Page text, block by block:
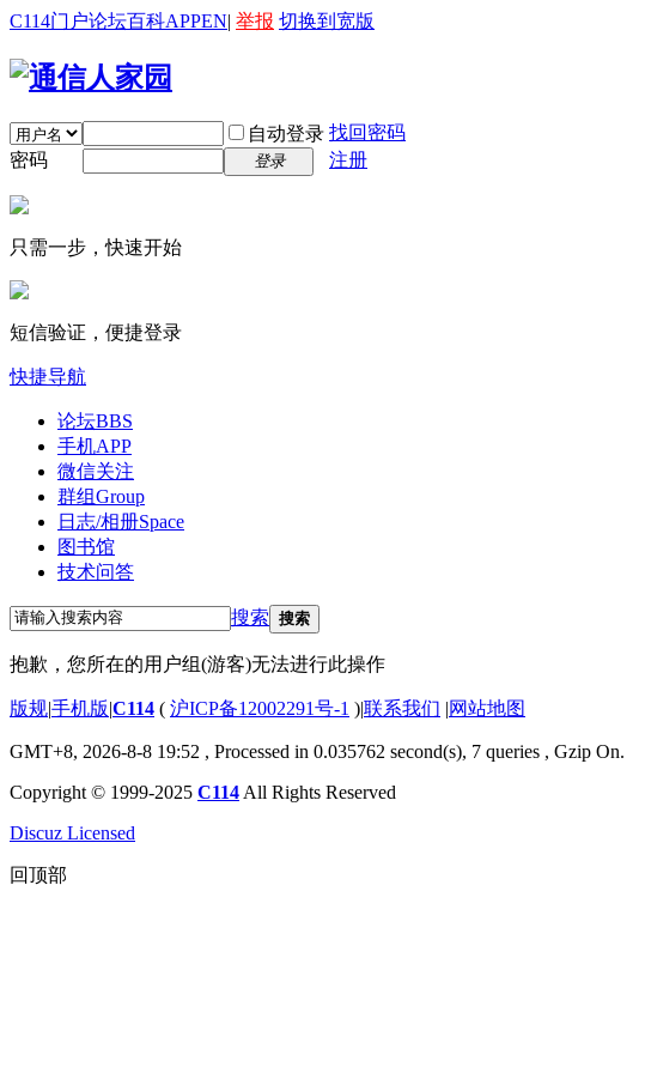
C114门户论坛百科APPEN| 举报 切换到宽版
自动登录 找回密码
密码
登录 注册
只需一步，快速开始
短信验证，便捷登录
快捷导航
论坛BBS
手机APP
微信关注
群组Group
日志/相册Space
图书馆
技术问答
搜索 搜索
抱歉，您所在的用户组(游客)无法进行此操作
版规|手机版|C114 ( 沪ICP备12002291号-1 )|联系我们 |网站地图
GMT+8, 2026-8-8 19:52 , Processed in 0.035762 second(s), 7 queries , Gzip On.
Copyright © 1999-2025 C114 All Rights Reserved
Discuz Licensed
回顶部